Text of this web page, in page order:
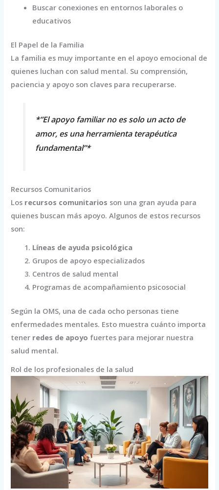
Buscar conexiones en entornos laborales o
educativos
El Papel de la Familia
La familia es muy importante en el apoyo emocional de
quienes luchan con salud mental. Su comprensión,
paciencia y apoyo son claves para recuperarse.
*”El apoyo familiar no es solo un acto de
amor, es una herramienta terapéutica
fundamental”*
Recursos Comunitarios
Los recursos comunitarios son una gran ayuda para
quienes buscan más apoyo. Algunos de estos recursos
son:
Líneas de ayuda psicológica
Grupos de apoyo especializados
Centros de salud mental
Programas de acompañamiento psicosocial
Según la OMS, una de cada ocho personas tiene
enfermedades mentales. Esto muestra cuánto importa
tener redes de apoyo fuertes para mejorar nuestra
salud mental.
Rol de los profesionales de la salud